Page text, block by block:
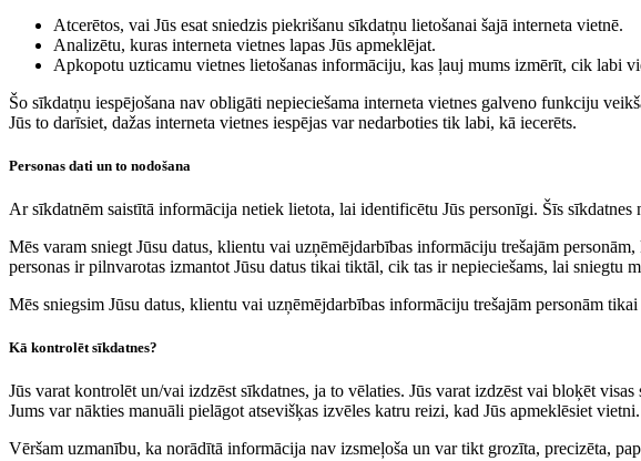
Atcerētos, vai Jūs esat sniedzis piekrišanu sīkdatņu lietošanai šajā interneta vietnē.
Analizētu, kuras interneta vietnes lapas Jūs apmeklējat.
Apkopotu uzticamu vietnes lietošanas informāciju, kas ļauj mums izmērīt, cik labi
Šo sīkdatņu iespējošana nav obligāti nepieciešama interneta vietnes galveno funkciju
Jūs to darīsiet, dažas interneta vietnes iespējas var nedarboties tik labi, kā iecerēts.
Personas dati un to nodošana
Ar sīkdatnēm saistītā informācija netiek lietota, lai identificētu Jūs personīgi. Šīs
Mēs varam sniegt Jūsu datus, klientu vai uzņēmējdarbības informāciju trešajām
personas ir pilnvarotas izmantot Jūsu datus tikai tiktāl, cik tas ir nepieciešams, lai sniegtu
Mēs sniegsim Jūsu datus, klientu vai uzņēmējdarbības informāciju trešajām personām
Kā kontrolēt sīkdatnes?
Jūs varat kontrolēt un/vai izdzēst sīkdatnes, ja to vēlaties. Jūs varat izdzēst vai bloķēt
Jums var nākties manuāli pielāgot atsevišķas izvēles katru reizi, kad Jūs apmeklēsiet vietni.
Vēršam uzmanību, ka norādītā informācija nav izsmeļoša un var tikt grozīta, precizēta,